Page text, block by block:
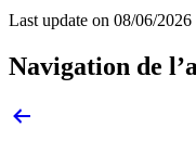
Last update on 08/06/2026
Navigation de